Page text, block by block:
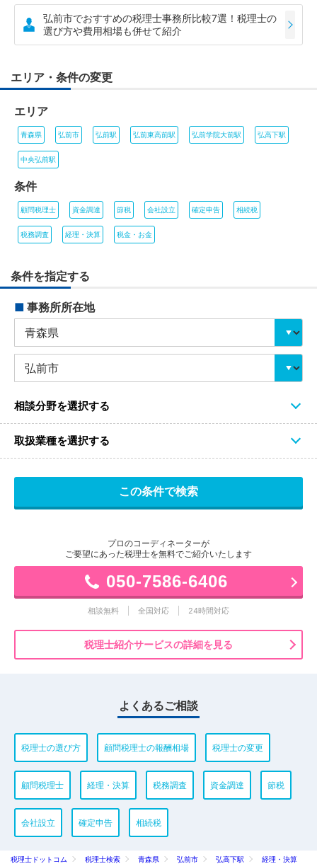
弘前市でおすすめの税理士事務所比較7選！税理士の
選び方や費用相場も併せて紹介
エリア・条件の変更
エリア
青森県 弘前市 弘前駅 弘前東高前駅 弘前学院大前駅 弘高下駅
中央弘前駅
条件
顧問税理士 資金調達 節税 会社設立 確定申告 相続税
税務調査 経理・決算 税金・お金
条件を指定する
■ 事務所所在地
相談分野を選択する
取扱業種を選択する
プロのコーディネーターが
ご要望にあった税理士を無料でご紹介いたします
050-7586-6406
相談無料 全国対応 24時間対応
税理士紹介サービスの詳細を見る
よくあるご相談
税理士の選び方 顧問税理士の報酬相場 税理士の変更
顧問税理士 経理・決算 税務調査 資金調達 節税
会社設立 確定申告 相続税
税理士ドットコム 税理士検索 青森県 弘前市 弘高下駅 経理・決算